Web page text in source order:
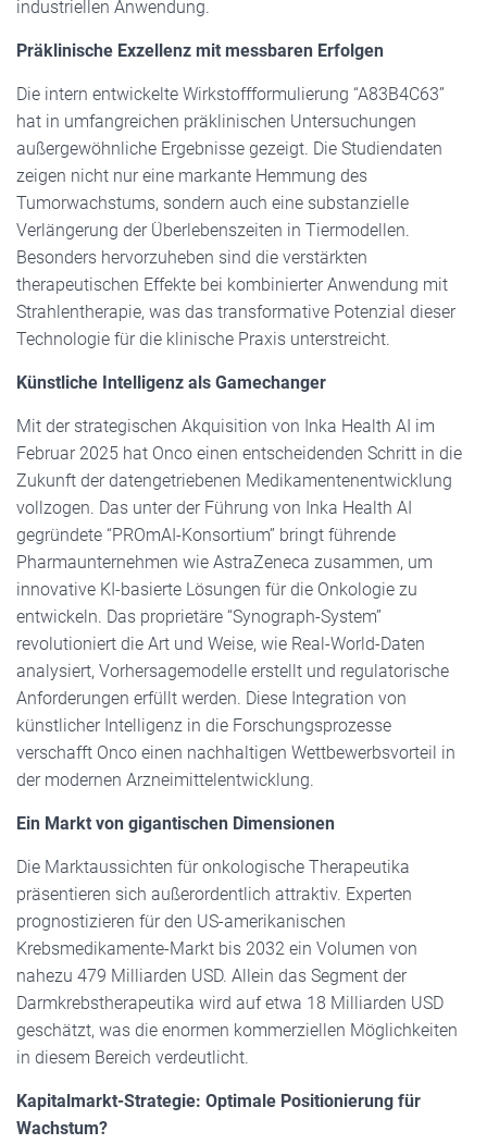
industriellen Anwendung.
Präklinische Exzellenz mit messbaren Erfolgen
Die intern entwickelte Wirkstoffformulierung “A83B4C63”
hat in umfangreichen präklinischen Untersuchungen
außergewöhnliche Ergebnisse gezeigt. Die Studiendaten
zeigen nicht nur eine markante Hemmung des
Tumorwachstums, sondern auch eine substanzielle
Verlängerung der Überlebenszeiten in Tiermodellen.
Besonders hervorzuheben sind die verstärkten
therapeutischen Effekte bei kombinierter Anwendung mit
Strahlentherapie, was das transformative Potenzial dieser
Technologie für die klinische Praxis unterstreicht.
Künstliche Intelligenz als Gamechanger
Mit der strategischen Akquisition von Inka Health AI im
Februar 2025 hat Onco einen entscheidenden Schritt in die
Zukunft der datengetriebenen Medikamentenentwicklung
vollzogen. Das unter der Führung von Inka Health AI
gegründete “PROmAI-Konsortium” bringt führende
Pharmaunternehmen wie AstraZeneca zusammen, um
innovative KI-basierte Lösungen für die Onkologie zu
entwickeln. Das proprietäre “Synograph-System”
revolutioniert die Art und Weise, wie Real-World-Daten
analysiert, Vorhersagemodelle erstellt und regulatorische
Anforderungen erfüllt werden. Diese Integration von
künstlicher Intelligenz in die Forschungsprozesse
verschafft Onco einen nachhaltigen Wettbewerbsvorteil in
der modernen Arzneimittelentwicklung.
Ein Markt von gigantischen Dimensionen
Die Marktaussichten für onkologische Therapeutika
präsentieren sich außerordentlich attraktiv. Experten
prognostizieren für den US-amerikanischen
Krebsmedikamente-Markt bis 2032 ein Volumen von
nahezu 479 Milliarden USD. Allein das Segment der
Darmkrebstherapeutika wird auf etwa 18 Milliarden USD
geschätzt, was die enormen kommerziellen Möglichkeiten
in diesem Bereich verdeutlicht.
Kapitalmarkt-Strategie: Optimale Positionierung für
Wachstum?